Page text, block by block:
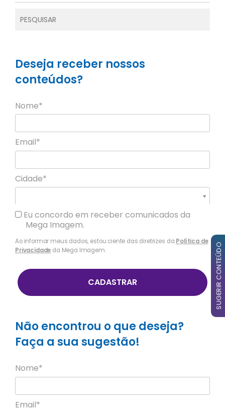
Deseja receber nossos
conteúdos?
Nome*
Email*
Cidade*
Eu concordo em receber comunicados da
Mega Imagem.
Ao informar meus dados, estou ciente das diretrizes da Política de
Privacidade da Mega Imagem.
CADASTRAR
Não encontrou o que deseja?
Faça a sua sugestão!
Nome*
Email*
SUGERIR CONTEÚDO